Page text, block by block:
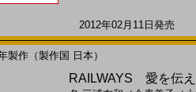
2012年02月11日発売
製作（製作国 日本）
RAILWAYS 愛を伝